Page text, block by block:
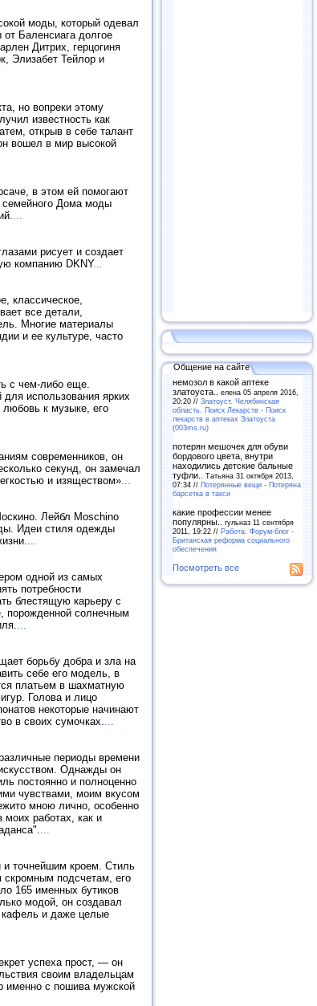
моды, который одевал
Баленсиага долгое
Дитрих, герцогиня
Элизабет Тейлор и
но вопреки этому
известность как
открыв в себе талант
вошел в мир высокой
в этом ей помогают
семейного Дома моды
...
рисует и создает
компанию DKNY...
классическое,
все детали,
Многие материалы
и ее культуре, часто
с чем-либо еще.
использования ярких
любовь к музыке, его
современников, он
секунд, он замечал
и изяществом»...
Лейбл Moschino
Идеи стиля одежды
...
одной из самых
потребности
блестящую карьеру с
порожденной солнечным
...
борьбу добра и зла на
себе его модель, в
платьем в шахматную
Голова и лицо
некоторые начинают
в своих сумочках....
периоды времени
Однажды он
постоянно и полноценно
чувствами, моим вкусом
мною лично, особенно
работах, как и
...
и точнейшим кроем. Стиль
подсчетам, его
165 именных бутиков
модой, он создавал
кафель и даже целые
успеха прост, — он
своим владельцам
именно с пошива мужской
Общение на сайте
немозол в какой аптеке
златоуста.. елена 05 апреля 2016,
20:20 // Златоуст. Челябинская
область. Поиск Лекарств - Поиск
лекарств в аптеках Златоуста
(003ms.ru)
потерян мешочек для обуви
бордового цвета, внутри
находились детские бальные
туфли.. Татьяна 31 октября 2013,
07:34 // Потерянные вещи - Потеряна
барсетка в такси
какие профессии менее
популярны.. гульназ 11 сентября
2011, 19:22 // Работа. Форум-блог -
Британская реформа социального
обеспечения
Посмотреть все